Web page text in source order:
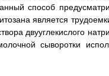
способ
является
двууглекислого
сыворотки